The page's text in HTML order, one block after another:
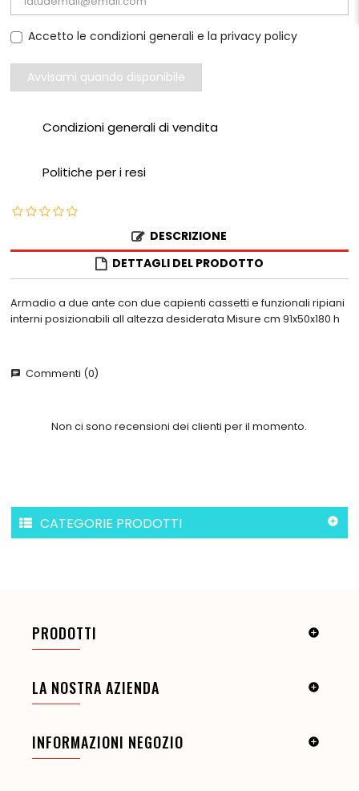
Accetto le condizioni generali e la privacy policy
Avvisami quando disponibile
Condizioni generali di vendita
Politiche per i resi
DESCRIZIONE
DETTAGLI DEL PRODOTTO
Armadio a due ante con due capienti cassetti e funzionali ripiani
interni posizionabili all altezza desiderata Misure cm 91x50x180 h
chat Commenti (0)
Non ci sono recensioni dei clienti per il momento.
CATEGORIE PRODOTTI 
PRODOTTI 
LA NOSTRA AZIENDA 
INFORMAZIONI NEGOZIO 